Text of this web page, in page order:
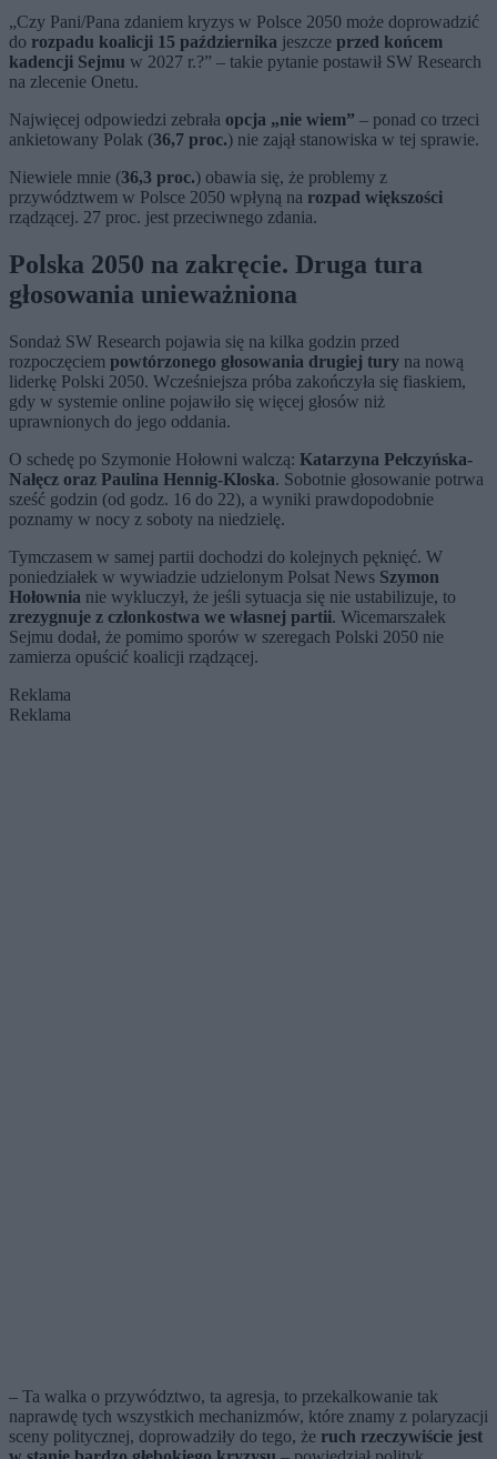
„Czy Pani/Pana zdaniem kryzys w Polsce 2050 może doprowadzić
do rozpadu koalicji 15 października jeszcze przed końcem
kadencji Sejmu w 2027 r.?” – takie pytanie postawił SW Research
na zlecenie Onetu.
Najwięcej odpowiedzi zebrała opcja „nie wiem” – ponad co trzeci
ankietowany Polak (36,7 proc.) nie zajął stanowiska w tej sprawie.
Niewiele mnie (36,3 proc.) obawia się, że problemy z
przywództwem w Polsce 2050 wpłyną na rozpad większości
rządzącej. 27 proc. jest przeciwnego zdania.
Polska 2050 na zakręcie. Druga tura
głosowania unieważniona
Sondaż SW Research pojawia się na kilka godzin przed
rozpoczęciem powtórzonego głosowania drugiej tury na nową
liderkę Polski 2050. Wcześniejsza próba zakończyła się fiaskiem,
gdy w systemie online pojawiło się więcej głosów niż
uprawnionych do jego oddania.
O schedę po Szymonie Hołowni walczą: Katarzyna Pełczyńska-
Nałęcz oraz Paulina Hennig-Kloska. Sobotnie głosowanie potrwa
sześć godzin (od godz. 16 do 22), a wyniki prawdopodobnie
poznamy w nocy z soboty na niedzielę.
Tymczasem w samej partii dochodzi do kolejnych pęknięć. W
poniedziałek w wywiadzie udzielonym Polsat News Szymon
Hołownia nie wykluczył, że jeśli sytuacja się nie ustabilizuje, to
zrezygnuje z członkostwa we własnej partii. Wicemarszałek
Sejmu dodał, że pomimo sporów w szeregach Polski 2050 nie
zamierza opuścić koalicji rządzącej.
Reklama
Reklama
– Ta walka o przywództwo, ta agresja, to przekalkowanie tak
naprawdę tych wszystkich mechanizmów, które znamy z polaryzacji
sceny politycznej, doprowadziły do tego, że ruch rzeczywiście jest